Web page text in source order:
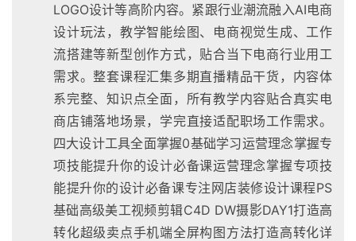
LOGO设计等高阶内容。紧跟行业潮流融入AI电商
设计玩法，教学智能绘图、电商视觉生成、工作
流搭建等新型创作方式，贴合当下电商行业用工
需求。整套课程汇集多期直播精品干货，内容体
系完整、知识点全面，所有教学内容贴合真实电
商店铺落地场景，学完直接适配职场工作需求。
四大设计工具全面掌握0基础学习运营理念掌握专
项技能提升你的设计必备课运营理念掌握专项技
能提升你的设计必备课专注网店装修设计课程PS
基础高级美工视频剪辑C4D DW摄影DAY1打造高
转化超级卖点手机端全屏构图方法打造高转化详